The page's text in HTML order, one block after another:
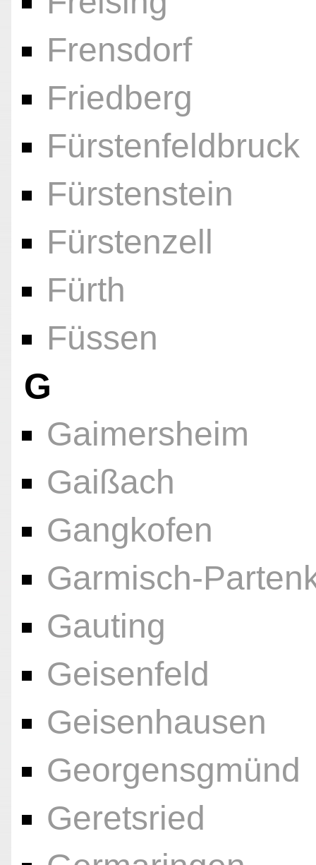
Frensdorf
Friedberg
Fürstenfeldbruck
Fürstenstein
Fürstenzell
Fürth
Füssen
G
Gaimersheim
Gaißach
Gangkofen
Garmisch-
Gauting
Geisenfeld
Geisenhausen
Georgensgmünd
Geretsried